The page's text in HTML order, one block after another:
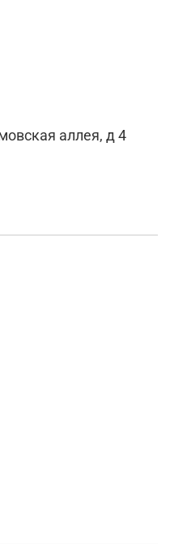
аллея, д 4